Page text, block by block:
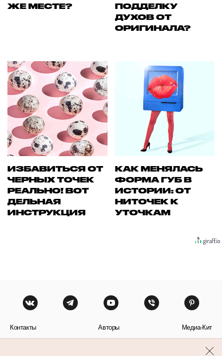
ЖЕ МЕСТЕ?
ПОДДЕЛКУ
ДУХОВ ОТ
ОРИГИНАЛА?
ИЗБАВИТЬСЯ ОТ
ЧЕРНЫХ ТОЧЕК
РЕАЛЬНО! ВОТ
ДЕЛЬНАЯ
ИНСТРУКЦИЯ
КАК МЕНЯЛАСЬ
ФОРМА ГУБ В
ИСТОРИИ: ОТ
НИТОЧЕК К
УТОЧКАМ
Контакты Авторы Медиа-Кит